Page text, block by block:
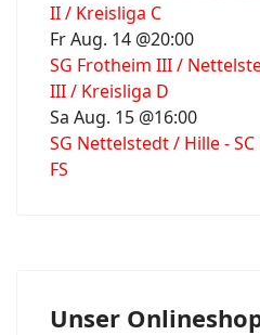
II / Kreisliga C
Fr Aug. 14 @20:00
SG Frotheim III /
III / Kreisliga D
Sa Aug. 15 @16:00
SG Nettelstedt / Hille -
FS
Unser